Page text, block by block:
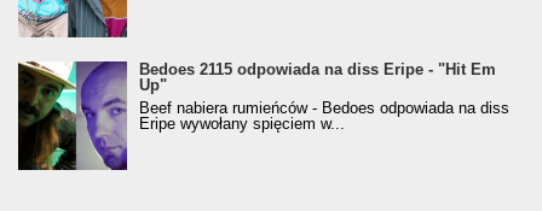
Bedoes 2115 odpowiada na diss Eripe - "Hit Em
Up"
Beef nabiera rumieńców - Bedoes odpowiada na diss
Eripe wywołany spięciem w...